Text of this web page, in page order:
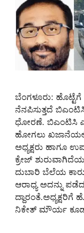
ಬೆಂಗಳೂರು: ಹೊಟ್ಟೆಗೆ
ನೆನಪಿಸುತ್ತದೆ
ಧೋರಣೆ. ಬಿಎಂಟಿಸಿ
ಹೋಗಲು
ಅಧ್ಯಕ್ಷರು ಹಾಗೂ
ಕ್ರೇಜ್
ದುಬಾರಿ ಬೆಲೆಯ
ಆರಾಧ್ಯ ಅದನ್ನು
ದ್ದಾರಂತೆ.ಅಧ್ಯಕ್ಷರಿಗೆ
ನಿಕೇತ್ ಮೌರ್ಯ